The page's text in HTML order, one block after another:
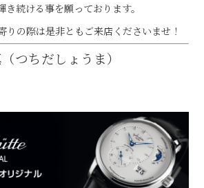
続ける事を願っております。
りの際は是非ともご来店くださいませ！
つちだしょうま）